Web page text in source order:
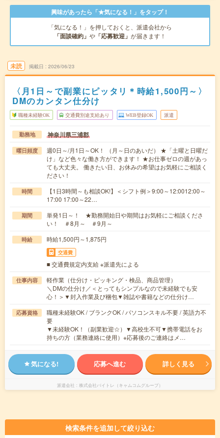
興味があったら「★気になる！」をタップ！
「気になる！」を押しておくと、派遣会社から
「面談確約」 や 「応募歓迎」 が届きます！
未読 掲載日 2026/06/23
〈月1日～で副業にピッタリ＊時給1,500円～〉
DMのカンタン仕分け
職種未経験OK 交通費別途支給あり WEB登録OK 派遣
勤務地 神奈川県三浦郡
曜日頻度
週0日～/月1日～OK！ （月～日のあいだ） ★「土曜と日曜だ
け」など色々な働き方ができます！ ★お仕事ゼロの週があっ
ても大丈夫。 働きたい日、お休みの希望はお気軽にご相談く
ださい！
時間
【1日3時間～も相談OK!】＜シフト例＞9:00～12:0012:00～
17:00 17:00～22…
期間
単発1日～！ ★勤務開始日や期間はお気軽にご相談くださ
い！ ＃8月～ ＃9月～
時給 時給1,500円～1,875円
交通費
■ 交通費規定内支給 ※派遣先による
仕事内容
軽作業（仕分け・ピッキング・検品、商品管理）
＼DMの仕分け／＜とってもシンプルなので未経験でも安
心！＞▼封入作業及び梱包▼雑誌や書籍などの仕分け…
応募資格
職種未経験OK / ブランクOK / パソコンスキル不要 / 英語力不
要
▼未経験OK！（副業歓迎☆）▼高校生不可▼携帯電話をお
持ちの方（業務連絡に使用）※応募後のご連絡はメ…
気になる! 応募へ進む 詳しく見る
派遣会社 株式会社バイトレ（キャムコムグループ）
検索条件を追加して絞り込む